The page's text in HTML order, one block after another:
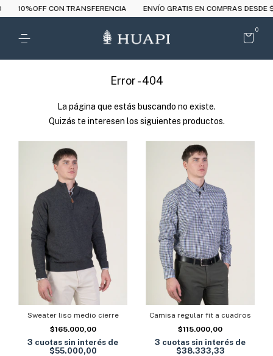
CON TRANSFERENCIA ENVÍO GRATIS EN COMPRAS DESDE $180.000
0
Error - 404
La página que estás buscando no existe.
Quizás te interesen los siguientes productos.
Sweater liso medio cierre
$165.000,00
3 cuotas sin interés de
$55.000,00
Camisa regular fit a cuadros
$115.000,00
3 cuotas sin interés de
$38.333,33